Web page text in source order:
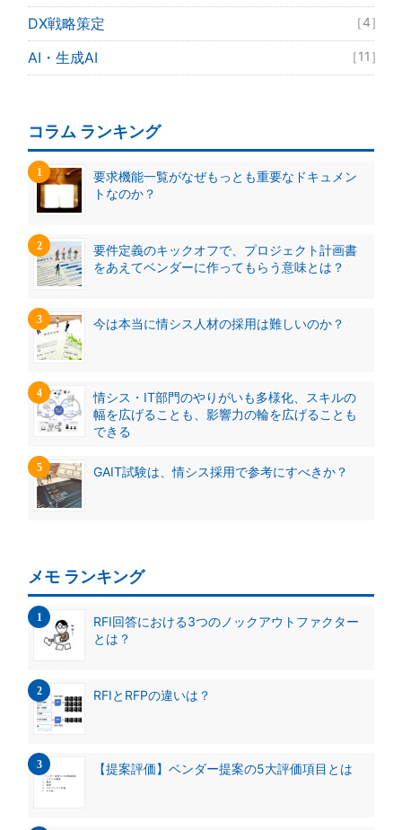
DX戦略策定 ［4］
AI・生成AI ［11］
コラム ランキング
要求機能一覧がなぜもっとも重要なドキュメン
トなのか？
要件定義のキックオフで、プロジェクト計画書
をあえてベンダーに作ってもらう意味とは？
今は本当に情シス人材の採用は難しいのか？
情シス・IT部門のやりがいも多様化、スキルの
幅を広げることも、影響力の輪を広げることも
できる
GAIT試験は、情シス採用で参考にすべきか？
メモ ランキング
RFI回答における3つのノックアウトファクター
とは？
RFIとRFPの違いは？
【提案評価】ベンダー提案の5大評価項目とは